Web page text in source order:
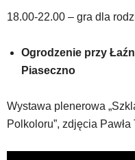
18.00-22.00 – gra dla
Ogrodzenie przy
Piaseczno
Wystawa plenerowa
Polkoloru”, zdjęcia